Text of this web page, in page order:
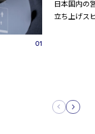
日本国内の
立ち上げス